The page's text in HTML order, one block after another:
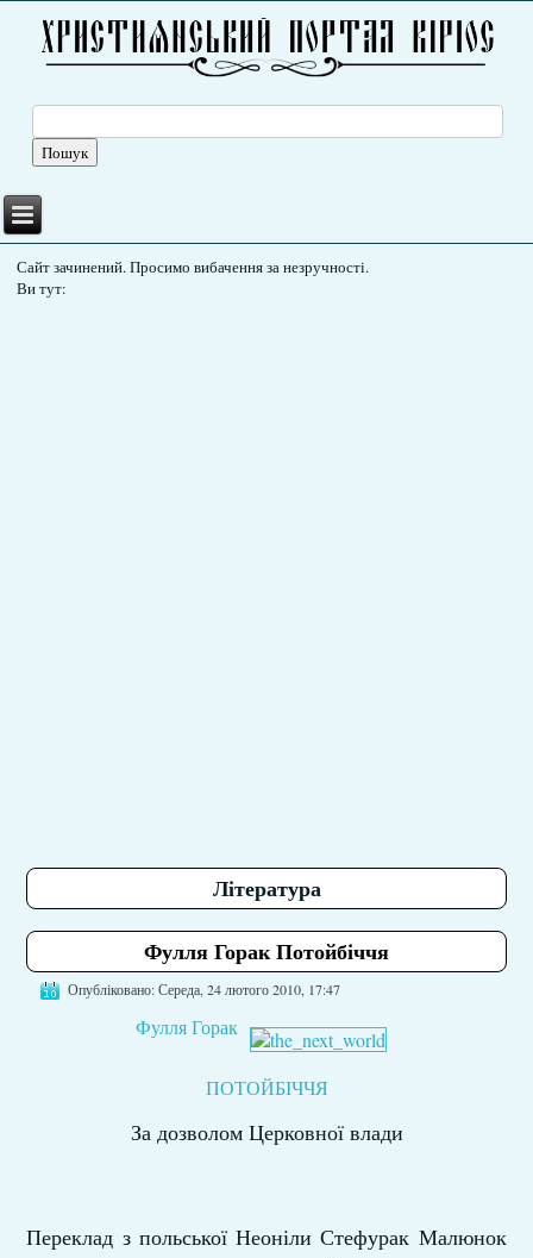
Сайт зачинений. Просимо вибачення за незручності.
Ви тут:
Література
Фулля Горак Потойбіччя
Опубліковано: Середа, 24 лютого 2010, 17:47
Фулля Горак
ПОТОЙБІЧЧЯ
За дозволом Церковної влади
Переклад з польської Неоніли Стефурак Малюнок